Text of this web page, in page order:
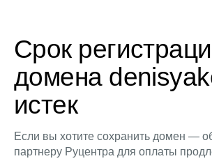
Срок
домена
истек
Если вы хотите сохранить домен —
партнеру Руцентра для оплаты